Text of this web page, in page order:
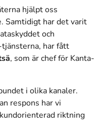
hjälpt oss
Samtidigt har det varit
och
har fått
, som är chef för Kanta-
i olika kanaler.
respons har vi
riktning